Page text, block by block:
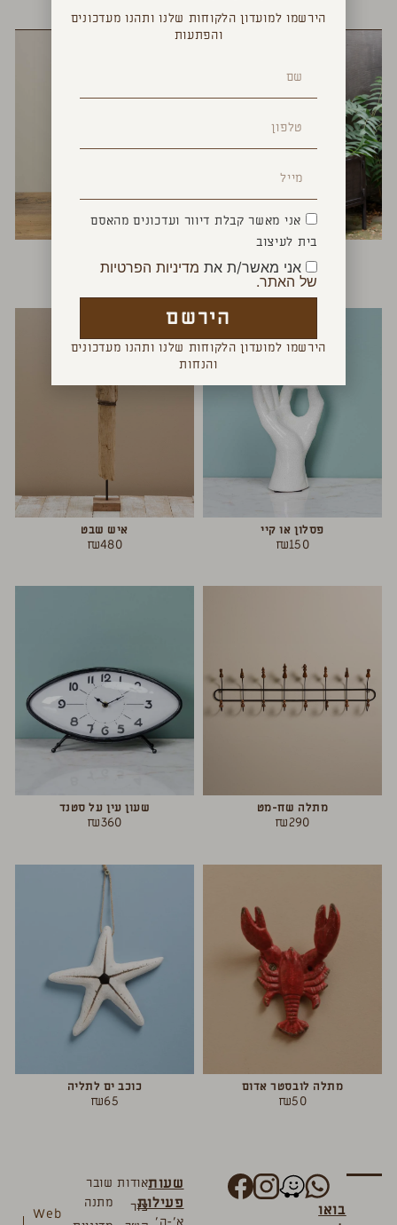
YOU MAY ALSO LIKE
₪1,100
–
₪1,300
₪160
פסלון או קיי
₪150
איש שבט
₪480
מתלה שח-מט
₪290
שעון עין על סטנד
₪360
מתלה לובסטר אדום
₪50
כוכב ים לתליה
₪65
בואו
שעות
פעילות
אודות
צור
שובר
מתנה
Web
הירשמו למועדון הלקוחות שלנו ותהנו מעדכונים
והפתעות
אני מאשר קבלת דיוור ועדכונים מהאסם
בית לעיצוב
אני מאשר/ת את מדיניות הפרטיות
של האתר.
הירשם
הירשמו למועדון הלקוחות שלנו ותהנו מעדכונים
והנחות